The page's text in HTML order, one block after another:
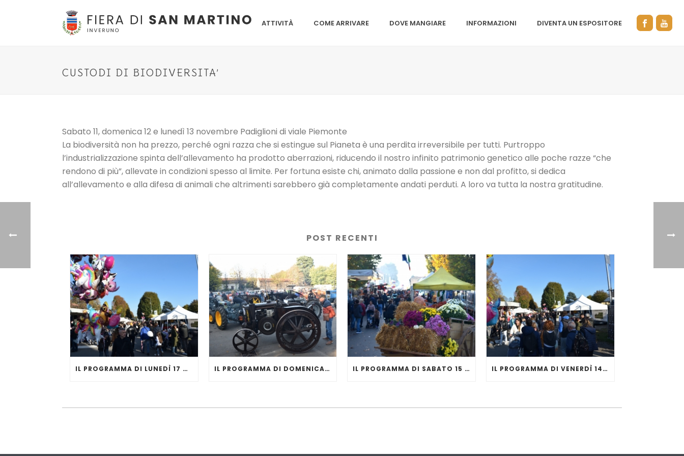
ATTIVITÀ COME ARRIVARE DOVE MANGIARE INFORMAZIONI DIVENTA UN ESPOSITORE
CUSTODI DI BIODIVERSITA’
Sabato 11, domenica 12 e lunedì 13 novembre Padiglioni di viale Piemonte
La biodiversità non ha prezzo, perché ogni razza che si estingue sul Pianeta è una perdita irreversibile per tutti. Purtroppo
l’industrializzazione spinta dell’allevamento ha prodotto aberrazioni, riducendo il nostro infinito patrimonio genetico alle poche razze “che
rendono di più”, allevate in condizioni spesso al limite. Per fortuna esiste chi, animato dalla passione e non dal profitto, si dedica
all’allevamento e alla difesa di animali che altrimenti sarebbero già completamente andati perduti. A loro va tutta la nostra gratitudine.
POST RECENTI
IL PROGRAMMA DI LUNEDÌ 17 NOVEMBRE IL PROGRAMMA DI DOMENICA 16 NOVEMBRE IL PROGRAMMA DI SABATO 15 NOVEMBRE IL PROGRAMMA DI VENERDÌ 14 NOVEMBRE